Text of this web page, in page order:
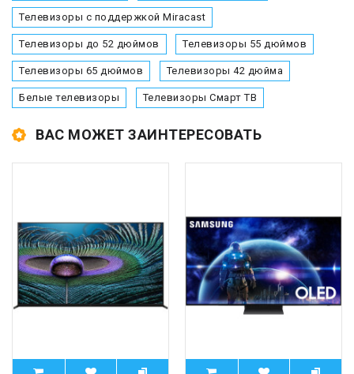
Телевизоры с поддержкой Miracast
Телевизоры до 52 дюймов Телевизоры 55 дюймов
Телевизоры 65 дюймов Телевизоры 42 дюйма
Белые телевизоры Телевизоры Смарт ТВ
ВАС МОЖЕТ ЗАИНТЕРЕСОВАТЬ